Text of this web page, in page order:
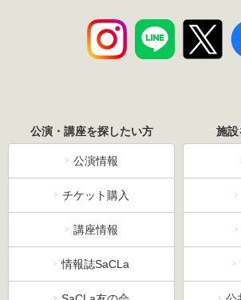
公演・講座を探したい方
公演情報
チケット購入
講座情報
情報誌SaCLa
施設